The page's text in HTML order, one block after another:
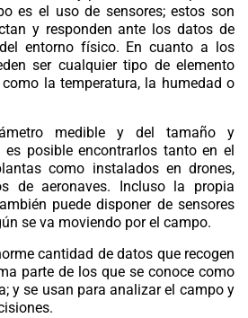
es el uso de sensores; estos son
y responden ante los datos de
entorno físico. En cuanto a los
ser cualquier tipo de elemento
la temperatura, la humedad o
medible y del tamaño y
es posible encontrarlos tanto en el
como instalados en drones,
de aeronaves. Incluso la propia
puede disponer de sensores
se va moviendo por el campo.
cantidad de datos que recogen
parte de los que se conoce como
y se usan para analizar el campo y